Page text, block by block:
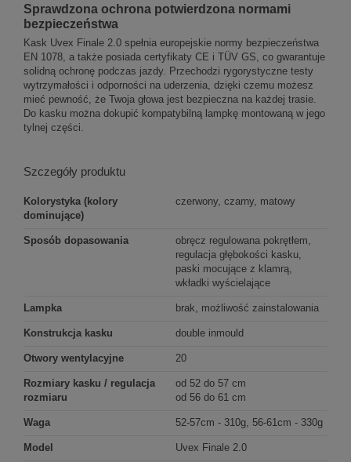
Sprawdzona ochrona potwierdzona normami
bezpieczeństwa
Kask Uvex Finale 2.0 spełnia europejskie normy bezpieczeństwa
EN 1078, a także posiada certyfikaty CE i TÜV GS, co gwarantuje
solidną ochronę podczas jazdy. Przechodzi rygorystyczne testy
wytrzymałości i odporności na uderzenia, dzięki czemu możesz
mieć pewność, że Twoja głowa jest bezpieczna na każdej trasie.
Do kasku można dokupić kompatybilną lampkę montowaną w jego
tylnej części.
Szczegóły produktu
Kolorystyka (kolory
dominujące)
czerwony, czarny, matowy
Sposób dopasowania
obręcz regulowana pokrętłem,
regulacja głębokości kasku,
paski mocujące z klamrą,
wkładki wyścielające
Lampka brak, możliwość zainstalowania
Konstrukcja kasku double inmould
Otwory wentylacyjne 20
Rozmiary kasku / regulacja
rozmiaru
od 52 do 57 cm
od 56 do 61 cm
Waga 52-57cm - 310g, 56-61cm - 330g
Model Uvex Finale 2.0